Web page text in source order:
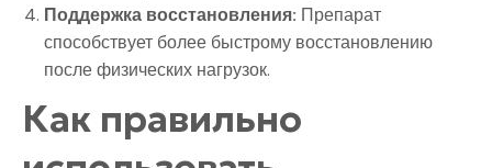
Поддержка восстановления: Препарат
способствует более быстрому восстановлению
после физических нагрузок.
Как правильно